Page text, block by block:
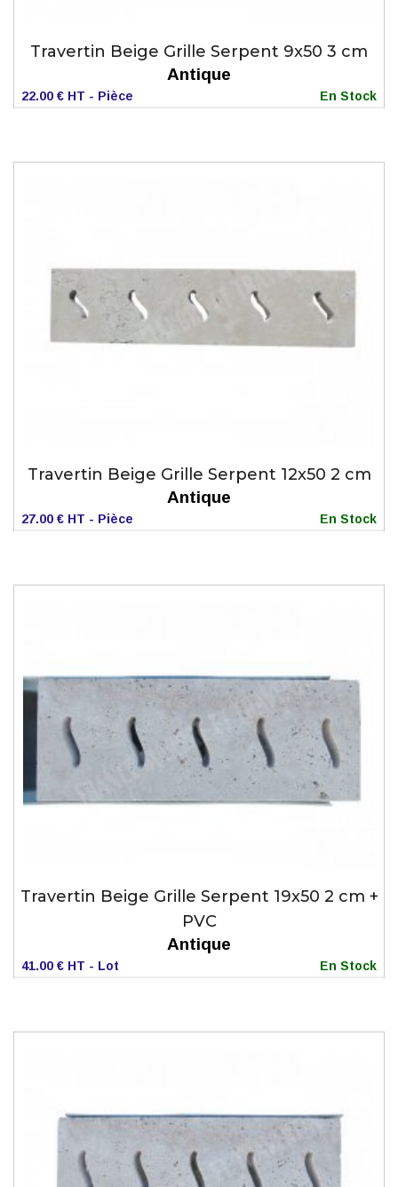
Travertin Beige Grille Serpent 9x50 3 cm
Antique
22.00 € HT - Pièce En Stock
Travertin Beige Grille Serpent 12x50 2 cm
Antique
27.00 € HT - Pièce En Stock
Travertin Beige Grille Serpent 19x50 2 cm +
PVC
Antique
41.00 € HT - Lot En Stock